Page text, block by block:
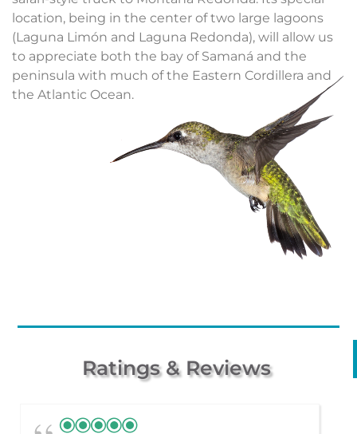
location, being in the center of two large lagoons
(Laguna Limón and Laguna Redonda), will allow us
to appreciate both the bay of Samaná and the
peninsula with much of the Eastern Cordillera and
the Atlantic Ocean.
Ratings & Reviews